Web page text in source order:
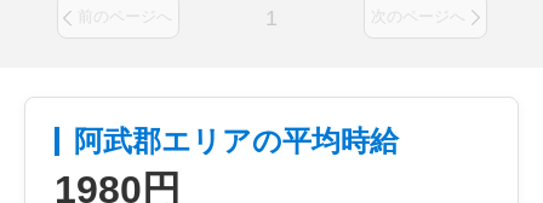
前のページへ 1 次のページへ
阿武郡エリアの平均時給
1980円